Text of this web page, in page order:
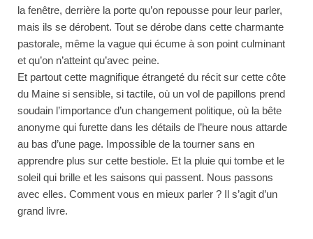
la fenêtre, derrière la porte qu’on repousse pour leur parler,
mais ils se dérobent. Tout se dérobe dans cette charmante
pastorale, même la vague qui écume à son point culminant
et qu’on n’atteint qu’avec peine.
Et partout cette magnifique étrangeté du récit sur cette côte
du Maine si sensible, si tactile, où un vol de papillons prend
soudain l’importance d’un changement politique, où la bête
anonyme qui furette dans les détails de l’heure nous attarde
au bas d’une page. Impossible de la tourner sans en
apprendre plus sur cette bestiole. Et la pluie qui tombe et le
soleil qui brille et les saisons qui passent. Nous passons
avec elles. Comment vous en mieux parler ? Il s’agit d’un
grand livre.